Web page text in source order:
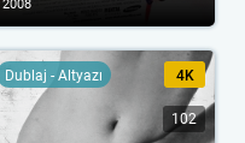
2008
Dublaj - Altyazı 4K
102